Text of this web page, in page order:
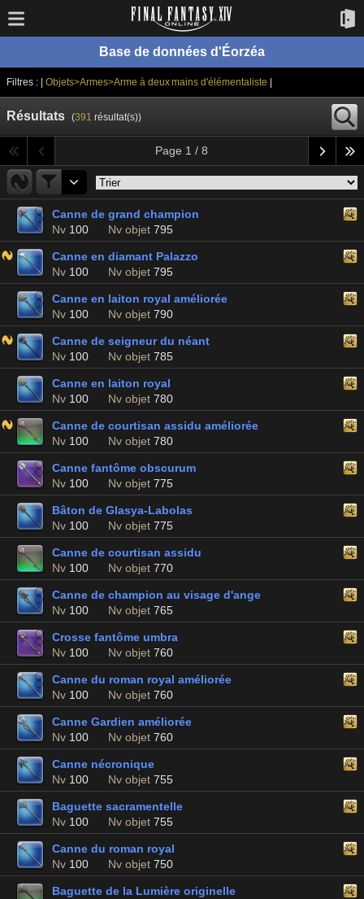
Base de données d'Éorzéa
Filtres : | Objets>Armes>Arme à deux mains d'élémentaliste
Résultats (391 résultat(s))
Page 1 / 8
Canne de grand champion
Nv 100 Nv objet 795
Canne en diamant Palazzo
Nv 100 Nv objet 795
Canne en laiton royal améliorée
Nv 100 Nv objet 790
Canne de seigneur du néant
Nv 100 Nv objet 785
Canne en laiton royal
Nv 100 Nv objet 780
Canne de courtisan assidu améliorée
Nv 100 Nv objet 780
Canne fantôme obscurum
Nv 100 Nv objet 775
Bâton de Glasya-Labolas
Nv 100 Nv objet 775
Canne de courtisan assidu
Nv 100 Nv objet 770
Canne de champion au visage d'ange
Nv 100 Nv objet 765
Crosse fantôme umbra
Nv 100 Nv objet 760
Canne du roman royal améliorée
Nv 100 Nv objet 760
Canne Gardien améliorée
Nv 100 Nv objet 760
Canne nécronique
Nv 100 Nv objet 755
Baguette sacramentelle
Nv 100 Nv objet 755
Canne du roman royal
Nv 100 Nv objet 750
Baguette de la Lumière originelle